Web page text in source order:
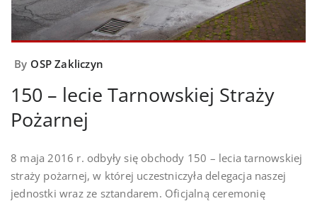
By OSP Zakliczyn
150 – lecie Tarnowskiej Straży
Pożarnej
8 maja 2016 r. odbyły się obchody 150 – lecia tarnowskiej
straży pożarnej, w której uczestniczyła delegacja naszej
jednostki wraz ze sztandarem. Oficjalną ceremonię